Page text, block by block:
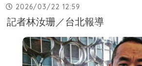
2026/03/22 12:59
記者林汝珊／台北報導